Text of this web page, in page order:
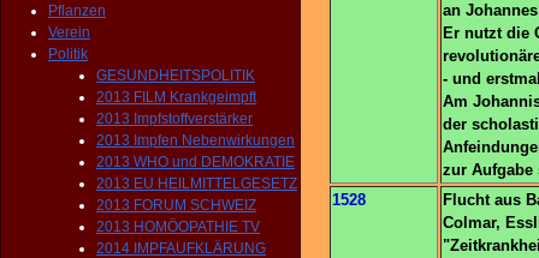
Pflanzen
Verein
Politik
GESUNDHEITSPOLITIK
2013 FILM Krankgeimpft
2013 Impfstoffverstärker
2013 Impfen Nebenwirkungen
2013 WHO und DEMOKRATIE
2013 EU HEILMITTELGESETZ
2013 FORUM SCHWEIZ
2013 HOMÖOPATHIE TV
2014 IMPFAUFKLÄRUNG
an
Er nutzt die
- und
Am
der
zur Aufgabe
1528
Flucht aus
Colmar,